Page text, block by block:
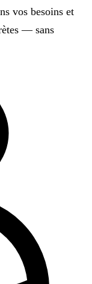
vos besoins et
— sans